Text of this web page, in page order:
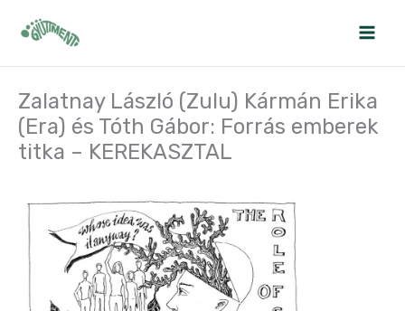
Zalatnay László (Zulu) Kármán Erika
(Era) és Tóth Gábor: Forrás emberek
titka – KEREKASZTAL